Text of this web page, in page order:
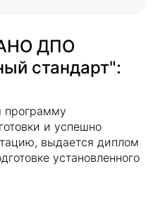
ДПО
стандарт":
и успешно
выдается диплом
установленного